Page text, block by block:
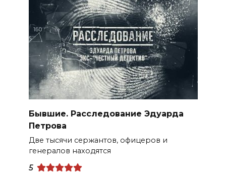
Бывшие. Расследование Эдуарда
Петрова
Две тысячи сержантов, офицеров и
генералов находятся
5